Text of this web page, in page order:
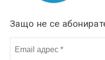
Защо не се